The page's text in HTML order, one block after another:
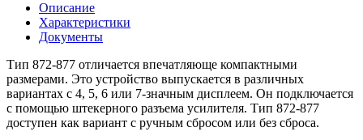
Описание
Характеристики
Документы
Тип 872-877 отличается впечатляюще компактными
размерами. Это устройство выпускается в различных
вариантах с 4, 5, 6 или 7-значным дисплеем. Он подключается
с помощью штекерного разъема усилителя. Тип 872-877
доступен как вариант с ручным сбросом или без сброса.